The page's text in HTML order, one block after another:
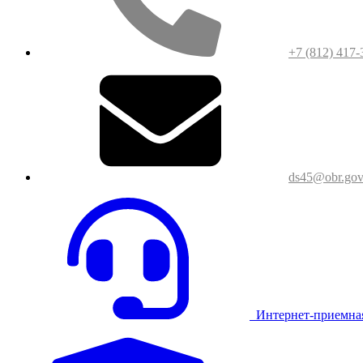
+7 (812) 417-
Интернет-